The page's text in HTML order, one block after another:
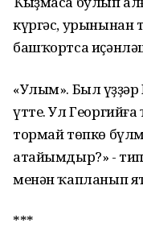
күргәс, урынынан
башҡортса
«Улым». Был
үтте. Ул
тормай төпкө
атайымдыр?» -
менән ҡапланып
***